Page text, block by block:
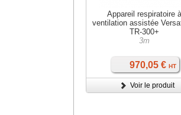
Appareil respiratoire
ventilation assistée
TR-300+
3m
970,05 € HT
Voir le produit